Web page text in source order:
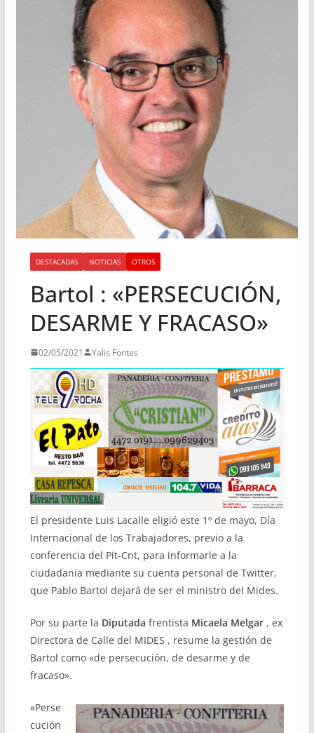
DESTACADAS NOTICIAS OTROS
Bartol : «PERSECUCIÓN,
DESARME Y FRACASO»
02/05/2021 Yalis Fontes
El presidente Luis Lacalle eligió este 1º de mayo, Día
Internacional de los Trabajadores, previo a la
conferencia del Pit-Cnt, para informarle a la
ciudadanía mediante su cuenta personal de Twitter,
que Pablo Bartol dejará de ser el ministro del Mides.
Por su parte la Diputada frentista Micaela Melgar, ex
Directora de Calle del MIDES , resume la gestión de
Bartol como «de persecución, de desarme y de
fracaso».
«Perse
cución